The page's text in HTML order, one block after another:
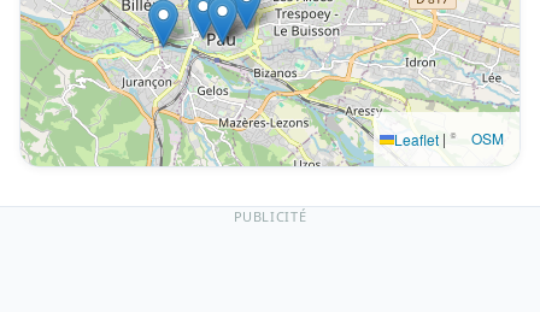
Leaflet | © OSM
PUBLICITÉ